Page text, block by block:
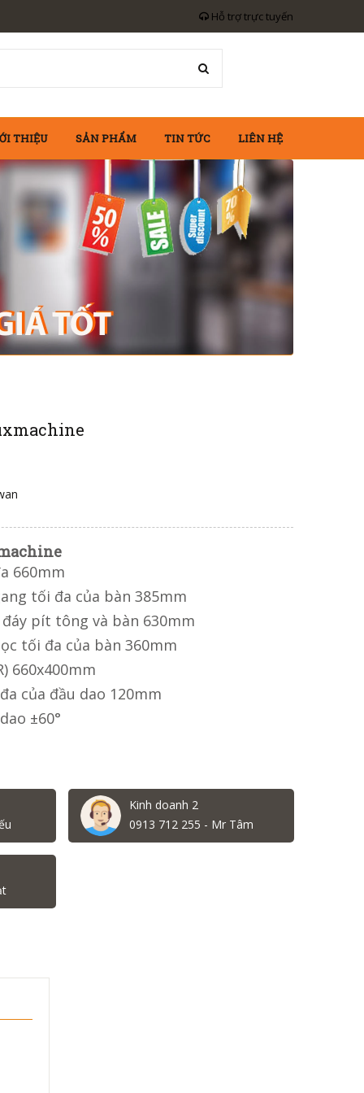
Hỗ trợ trực tuyến
THIỆU SẢN PHẨM TIN TỨC LIÊN HỆ
660mm
tối đa của bàn 385mm
pít tông và bàn 630mm
tối đa của bàn 360mm
660x400mm
của đầu dao 120mm
±60°
Kinh doanh 2
0913 712 255 - Mr Tâm